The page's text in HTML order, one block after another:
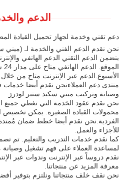
الدعم
دعم تقني وخدمة لجهاز تحميل القيادة
نحن نقدم الدعم الفني والخدمة لـ (ميني
يتضمن الدعم التقني الدعم الهاتفي
الأسبوع.الدعم عبر الإنترنت متاح من
منتدى دعم العملاءنحن نقدم أيضا خدمات
وصيانة وتركيب ميني سكيد ستير لودرز.
نحن نقدم عقود الخدمة التي تغطي جميع
محمولات القيادة الصغيرة. يمكن تخصيص
الفردية.نحن نقدم أيضا خطط ضمان
للأجزاء والعمل.
كما نقدم خدمات التدريب والتعليم. تم
لمساعدة العملاء على فهم تشغيل وصيانة
نقدم دروساً عبر الإنترنت وندوات عبر
معرفة المزيد عن منتجاتنا.
نحن نقف خلف منتجاتنا ونلتزم بتوفير